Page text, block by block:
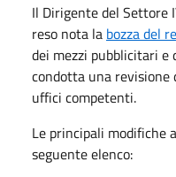
Il Dirigente del Settore
reso nota la bozza del
dei mezzi pubblicitari e
condotta una
uffici competenti.
Le principali modifiche
seguente elenco: